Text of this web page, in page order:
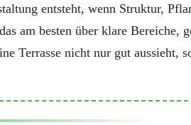
entsteht, wenn Struktur,
am besten über klare Bereiche,
Terrasse nicht nur gut